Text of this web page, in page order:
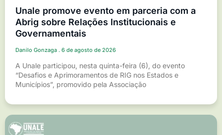
Unale promove evento em parceria com a
Abrig sobre Relações Institucionais e
Governamentais
Danilo Gonzaga 6 de agosto de 2026
A Unale participou, nesta quinta-feira (6), do evento
“Desafios e Aprimoramentos de RIG nos Estados e
Municípios”, promovido pela Associação